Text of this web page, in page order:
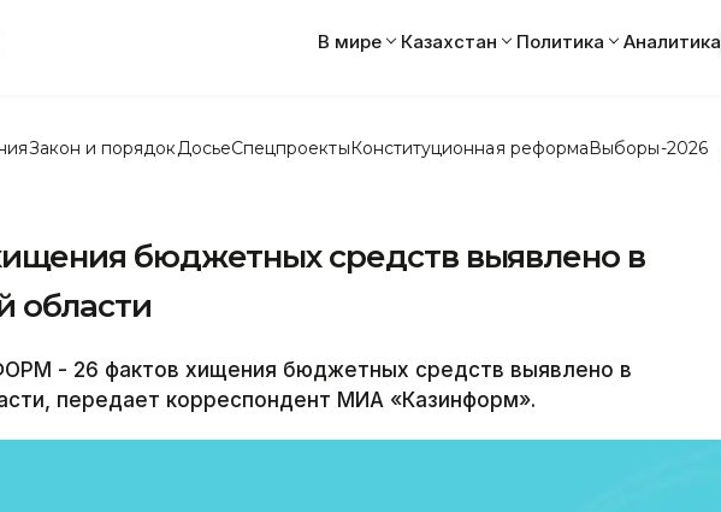
В мире Казахстан Политика Аналитика
Закон и порядок ДосьеСпецпроектыКонституционная реформаВыборы-2026
бюджетных средств выявлено в
области
- 26 фактов хищения бюджетных средств выявлено в
передает корреспондент МИА «Казинформ».